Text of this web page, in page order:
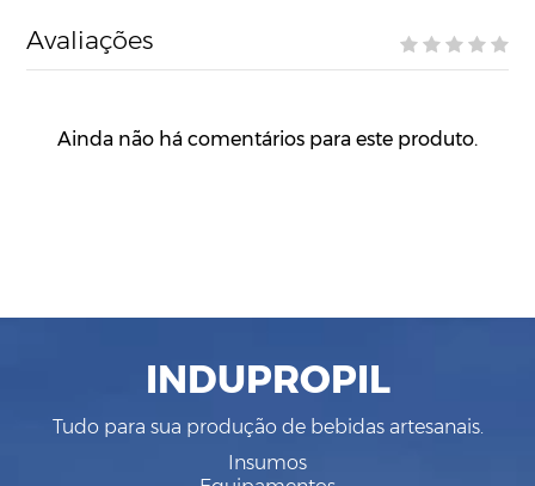
Avaliações
Ainda não há comentários para este produto.
INDUPROPIL
Tudo para sua produção de bebidas artesanais.
Insumos